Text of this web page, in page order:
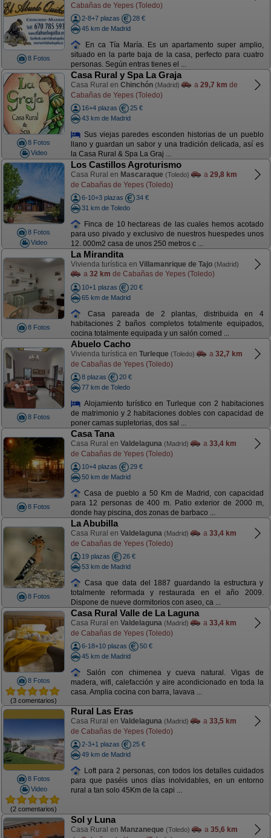
8 Fotos
Cabañas de Yepes (Toledo)
2-8+7 plazas
28 €
45 km de Madrid
En ca Tía María. Es un apartamento super amplio,
situado en la parte baja de la casa, perfecto para cuatro
personas. Según entras tienes el ...
8 Fotos
Video
Casa Rural y Spa La Graja
Casa Rural en Chinchón (Madrid) a 29,7 km de
Cabañas de Yepes (Toledo)
16+4 plazas
25 €
43 km de Madrid
Sus viejas paredes esconden historias de un pueblo
llano y guardan un sabor y una tradición delicada, así es
la Casa Rural & Spa La Graj ...
8 Fotos
Video
Los Castillos Agroturismo
Casa Rural en Mascaraque (Toledo) a 29,8 km
de Cabañas de Yepes (Toledo)
6-10+3 plazas
34 €
31 km de Toledo
Finca de 10 hectareas de las cuales hemos acotado
para uso pivado y exclusivo de nuestros huespedes unos
12. 000m2 casa de unos 250 metros c ...
8 Fotos
La Mirandita
Vivienda turística en Villamanrique de Tajo (Madrid)
a 32 km de Cabañas de Yepes (Toledo)
10+1 plazas
20 €
65 km de Madrid
Casa pareada de 2 plantas, distribuida en 4
habitaciones 2 baños completos totalmente equipados,
cocina totalmente equipada y un salón comed ...
8 Fotos
Abuelo Cacho
Vivienda turística en Turleque (Toledo) a 32,7 km
de Cabañas de Yepes (Toledo)
8 plazas
20 €
77 km de Toledo
Alojamiento turístico en Turleque con 2 habitaciones
de matrimonio y 2 habitaciones dobles con capacidad de
poner camas supletorias, dos sal ...
8 Fotos
Casa Tana
Casa Rural en Valdelaguna (Madrid) a 33,4 km
de Cabañas de Yepes (Toledo)
10+4 plazas
29 €
50 km de Madrid
Casa de pueblo a 50 Km de Madrid, con capacidad
para 12 personas de 400 m. Patio exterior de 2000 m,
donde hay piscina, dos zonas de barbaco ...
8 Fotos
La Abubilla
Casa Rural en Valdelaguna (Madrid) a 33,4 km
de Cabañas de Yepes (Toledo)
19 plazas
26 €
53 km de Madrid
Casa que data del 1887 guardando la estructura y
totalmente reformada y restaurada en el año 2009.
Dispone de nueve dormitorios con aseo, ca ...
8 Fotos
(3 comentarios)
Casa Rural Valle de La Laguna
Casa Rural en Valdelaguna (Madrid) a 33,4 km
de Cabañas de Yepes (Toledo)
6-18+10 plazas
50 €
45 km de Madrid
Salón con chimenea y cueva natural. Vigas de
madera, wifi, calefacción y aire acondicionado en toda la
casa. Amplia cocina con barra, lavava ...
8 Fotos
Video
(2 comentarios)
Rural Las Eras
Casa Rural en Valdelaguna (Madrid) a 33,5 km
de Cabañas de Yepes (Toledo)
2-3+1 plazas
25 €
49 km de Madrid
Loft para 2 personas, con todos los detalles cuidados
para que paséis unos días inolvidables, en un entorno
rural a tan solo 45Km de la capi ...
Sol y Luna
Casa Rural en Manzaneque (Toledo) a 35,6 km